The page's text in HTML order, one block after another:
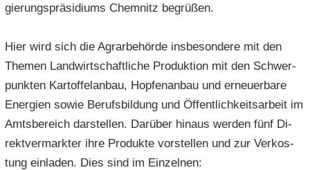
gie­rungs­prä­si­di­ums Chem­nitz be­grü­ßen.
Hier wird sich die Agrar­be­hör­de ins­be­son­de­re mit den
The­men Land­wirt­schaft­li­che Pro­duk­ti­on mit den Schwer­
punk­ten Kar­tof­fel­an­bau, Hop­fen­an­bau und er­neu­er­ba­re
En­er­gien sowie Be­rufs­bil­dung und Öf­fent­lich­keits­ar­beit im
Amts­be­reich dar­stel­len. Dar­über hin­aus wer­den fünf Di­
rekt­ver­mark­ter ihre Pro­duk­te vor­stel­len und zur Ver­kos­
tung ein­la­den. Dies sind im Ein­zel­nen: